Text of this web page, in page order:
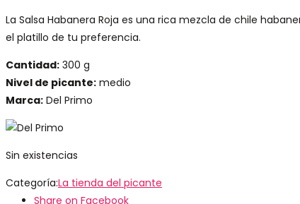
La Salsa Habanera Roja es una rica mezcla de chile
el platillo de tu preferencia.
Cantidad: 300 g
Nivel de picante: medio
Marca: Del Primo
Sin existencias
Categoría:La tienda del picante
Share on Facebook